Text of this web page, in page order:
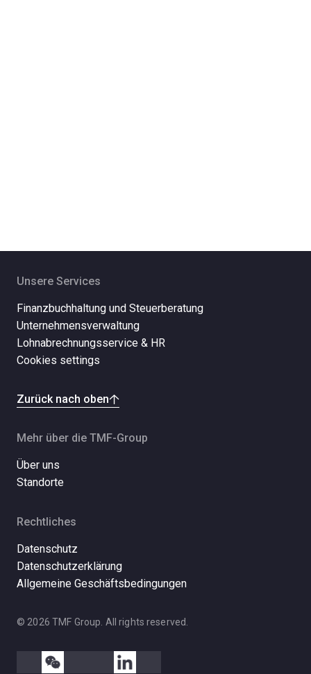
Unsere Services
Finanzbuchhaltung und Steuerberatung
Unternehmensverwaltung
Lohnabrechnungsservice & HR
Cookies settings
Zurück nach oben
Mehr über die TMF-Group
Über uns
Standorte
Rechtliches
Datenschutz
Datenschutzerklärung
Allgemeine Geschäftsbedingungen
© 2026 TMF Group. All rights reserved.